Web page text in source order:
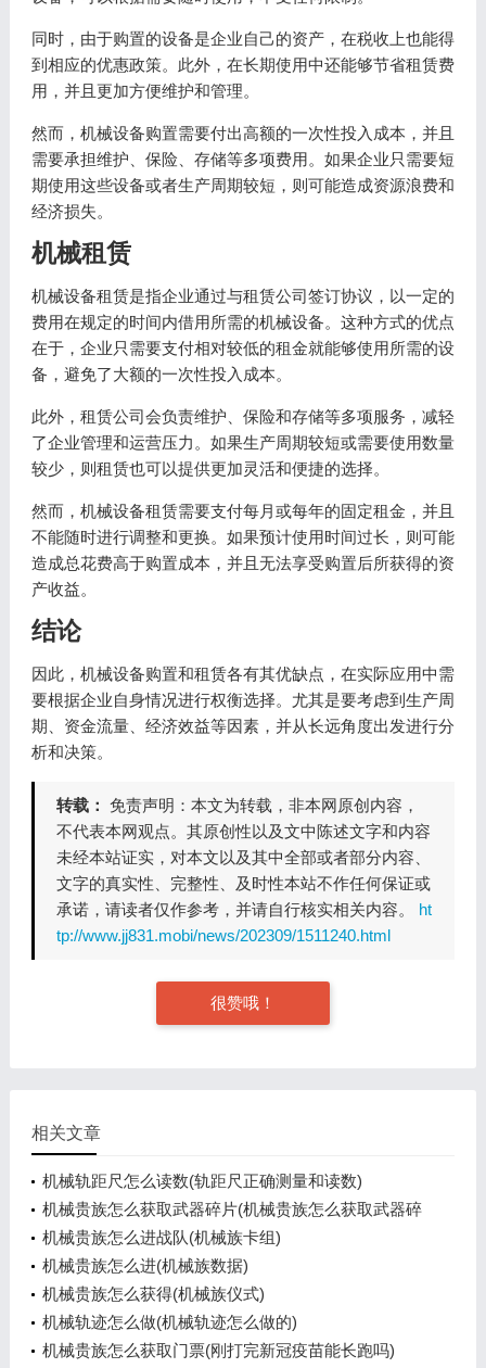
同时，由于购置的设备是企业自己的资产，在税收上也能得
到相应的优惠政策。此外，在长期使用中还能够节省租赁费
用，并且更加方便维护和管理。
然而，机械设备购置需要付出高额的一次性投入成本，并且
需要承担维护、保险、存储等多项费用。如果企业只需要短
期使用这些设备或者生产周期较短，则可能造成资源浪费和
经济损失。
机械租赁
机械设备租赁是指企业通过与租赁公司签订协议，以一定的
费用在规定的时间内借用所需的机械设备。这种方式的优点
在于，企业只需要支付相对较低的租金就能够使用所需的设
备，避免了大额的一次性投入成本。
此外，租赁公司会负责维护、保险和存储等多项服务，减轻
了企业管理和运营压力。如果生产周期较短或需要使用数量
较少，则租赁也可以提供更加灵活和便捷的选择。
然而，机械设备租赁需要支付每月或每年的固定租金，并且
不能随时进行调整和更换。如果预计使用时间过长，则可能
造成总花费高于购置成本，并且无法享受购置后所获得的资
产收益。
结论
因此，机械设备购置和租赁各有其优缺点，在实际应用中需
要根据企业自身情况进行权衡选择。尤其是要考虑到生产周
期、资金流量、经济效益等因素，并从长远角度出发进行分
析和决策。
转载： 免责声明：本文为转载，非本网原创内容，
不代表本网观点。其原创性以及文中陈述文字和内容
未经本站证实，对本文以及其中全部或者部分内容、
文字的真实性、完整性、及时性本站不作任何保证或
承诺，请读者仅作参考，并请自行核实相关内容。 ht
tp://www.jj831.mobi/news/202309/1511240.html
很赞哦！
相关文章
机械轨距尺怎么读数(轨距尺正确测量和读数)
机械贵族怎么获取武器碎片(机械贵族怎么获取武器碎
片的)
机械贵族怎么进战队(机械族卡组)
机械贵族怎么进(机械族数据)
机械贵族怎么获得(机械族仪式)
机械轨迹怎么做(机械轨迹怎么做的)
机械贵族怎么获取门票(刚打完新冠疫苗能长跑吗)